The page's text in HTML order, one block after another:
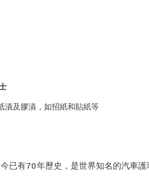
漬及膠漬，如招紙和貼紙等
已有70年歷史，是世界知名的汽車